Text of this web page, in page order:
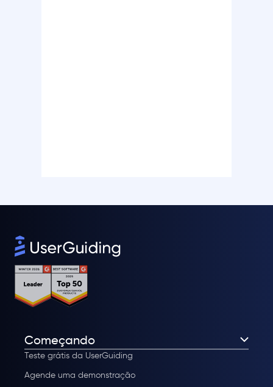
Começando
Teste grátis da UserGuiding
Agende uma demonstração